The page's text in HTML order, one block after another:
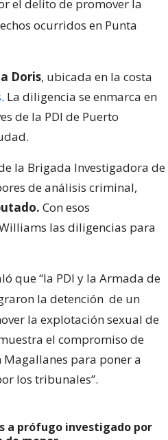
el delito de promover la
ocurridos en Punta
Doris, ubicada en la costa
. La diligencia se enmarca en
de la PDI de Puerto
la Brigada Investigadora de
de análisis criminal,
Con esos
las diligencias para
que “la PDI y la Armada de
la detención de un
la explotación sexual de
el compromiso de
para poner a
los tribunales”.
a prófugo investigado por